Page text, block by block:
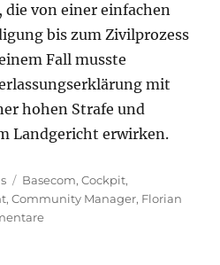
von einer einfachen
bis zum Zivilprozess
Fall musste
mit
hohen Strafe und
Landgericht erwirken.
Schlagwörter
Basecom,Cockpit,
,Community Manager, Florian
zu